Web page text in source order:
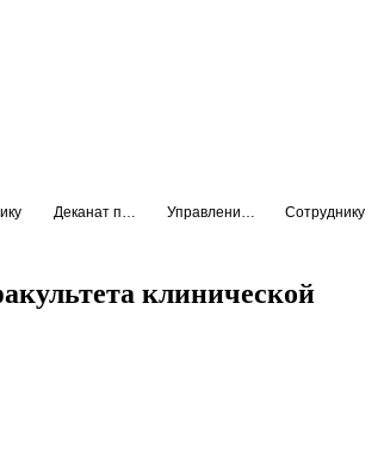
Сотруднику
клинической